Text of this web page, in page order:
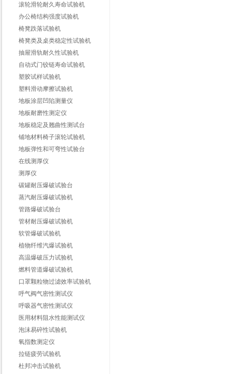
滚轮滑轮耐久寿命试验机
办公椅结构强度试验机
椅凳跌落试验机
椅凳类及桌类稳定性试验机
抽屉滑轨耐久性试验机
自动式门铰链寿命试验机
塑胶试样试验机
塑料滑动摩擦试验机
地板涂层凹陷测量仪
地板耐磨性测定仪
地板稳定及翘曲性测试台
铺地材料椅子滚轮试验机
地板弹性和可弯性试验台
在线测厚仪
测厚仪
碳罐耐压爆破试验台
蒸汽耐压爆破试验机
管路爆破试验台
管材耐压爆破试验机
软管爆破试验机
植物纤维汽爆试验机
高温爆破压力试验机
燃料管道爆破试验机
口罩颗粒物过滤效率试验机
呼气阀气密性测试仪
呼吸器气密性测试仪
医用材料阻水性能测试仪
泡沫易碎性试验机
氧指数测定仪
拉链疲劳试验机
杜邦冲击试验机